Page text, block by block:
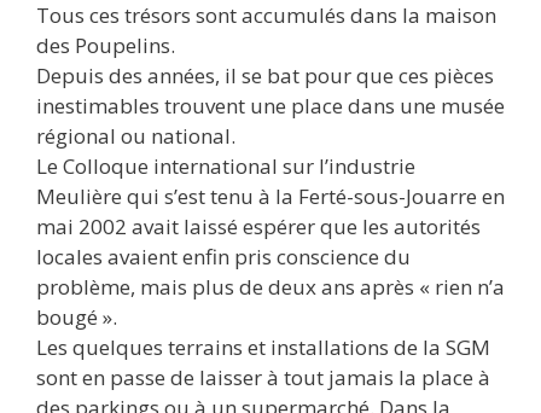
Tous ces trésors sont accumulés dans la maison
des Poupelins.
Depuis des années, il se bat pour que ces pièces
inestimables trouvent une place dans une musée
régional ou national.
Le Colloque international sur l’industrie
Meulière qui s’est tenu à la Ferté-sous-Jouarre en
mai 2002 avait laissé espérer que les autorités
locales avaient enfin pris conscience du
problème, mais plus de deux ans après « rien n’a
bougé ».
Les quelques terrains et installations de la SGM
sont en passe de laisser à tout jamais la place à